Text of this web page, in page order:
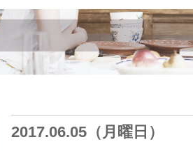
2017.06.05（月曜日）